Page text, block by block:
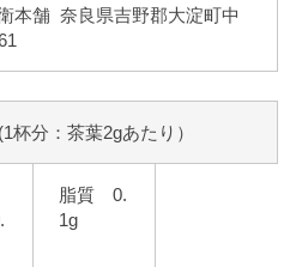
本舗 奈良県吉野郡大淀町中
分：茶葉2gあたり）
脂質 0.
1g